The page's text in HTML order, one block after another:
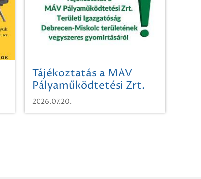
Tájékoztatás a MÁV
Pályaműködtetési Zrt.
Területi Igazgatóság
Debrecen-Miskolc
2026.07.20.